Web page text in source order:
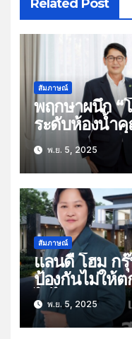
Related Post
สัมภาษณ์
พฤกษาผนึก “
ระดับห้องน้ำ
พรีเมียม เน้น
ทนทาน ประห
ช่วงวัย เพื่อ
LIVING อยู่ดี
พ.ย. 5, 2025
สัมภาษณ์
แลนดี้ โฮม กรุ๊
ป้องกันไม่ให้ต
ไม่ได้บ้าน”
พ.ย. 5, 2025